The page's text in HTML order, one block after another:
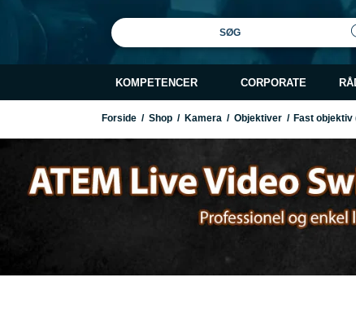
SØG
KOMPETENCER CORPORATE
Forside / Shop / Kamera / Objektiver / Fast objektiv